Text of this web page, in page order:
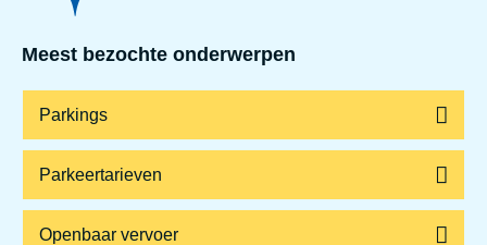
Meest bezochte onderwerpen
Parkings
Parkeertarieven
Openbaar vervoer